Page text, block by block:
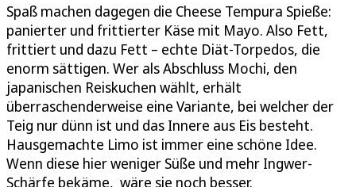
Spaß machen dagegen die Cheese Tempura Spieße:
panierter und frittierter Käse mit Mayo. Also Fett,
frittiert und dazu Fett – echte Diät-Torpedos, die
enorm sättigen. Wer als Abschluss Mochi, den
japanischen Reiskuchen wählt, erhält
überraschenderweise eine Variante, bei welcher der
Teig nur dünn ist und das Innere aus Eis besteht.
Hausgemachte Limo ist immer eine schöne Idee.
Wenn diese hier weniger Süße und mehr Ingwer-
Schärfe bekäme, wäre sie noch besser.